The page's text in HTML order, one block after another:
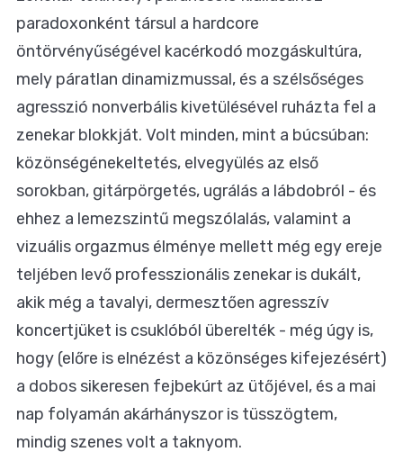
paradoxonként társul a hardcore
öntörvényűségével kacérkodó mozgáskultúra,
mely páratlan dinamizmussal, és a szélsőséges
agresszió nonverbális kivetülésével ruházta fel a
zenekar blokkját. Volt minden, mint a búcsúban:
közönségénekeltetés, elvegyülés az első
sorokban, gitárpörgetés, ugrálás a lábdobról - és
ehhez a lemezszintű megszólalás, valamint a
vizuális orgazmus élménye mellett még egy ereje
teljében levő professzionális zenekar is dukált,
akik még a tavalyi, dermesztően agresszív
koncertjüket is csuklóból überelték - még úgy is,
hogy (előre is elnézést a közönséges kifejezésért)
a dobos sikeresen fejbekúrt az ütőjével, és a mai
nap folyamán akárhányszor is tüsszögtem,
mindig szenes volt a taknyom.